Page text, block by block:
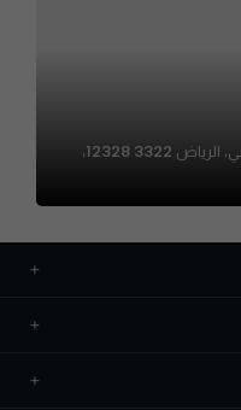
حي, 8478 وادي مبايض، أم الحمام الغربي، الرياض 12328 3322،